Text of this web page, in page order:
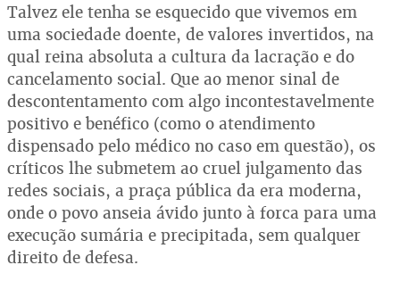
Talvez ele tenha se esquecido que vivemos em
uma sociedade doente, de valores invertidos, na
qual reina absoluta a cultura da lacração e do
cancelamento social. Que ao menor sinal de
descontentamento com algo incontestavelmente
positivo e benéfico (como o atendimento
dispensado pelo médico no caso em questão), os
críticos lhe submetem ao cruel julgamento das
redes sociais, a praça pública da era moderna,
onde o povo anseia ávido junto à forca para uma
execução sumária e precipitada, sem qualquer
direito de defesa.